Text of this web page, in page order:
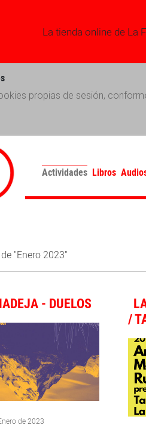
La tienda online de La
propias de sesión,
Actividades Libros
"Enero 2023"
- DUELOS
de 2023
/